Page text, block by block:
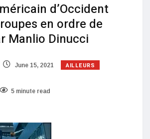
d’Occident
en ordre de
Manlio Dinucci
June 15, 2021 AILLEURS
5 minute read